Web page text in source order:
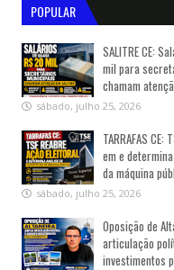
POPULAR
SALITRE CE:
mil para
chamam
sábado, julho 25, 2026
TARRAFAS
em e
da máquina
sábado, julho 25, 2026
Oposição de
articulação
investimentos